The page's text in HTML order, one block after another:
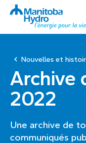
Nouvelles et
Archive
2022
Une archive de
communiqués